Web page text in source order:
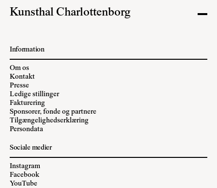
Kunsthal Charlottenborg
Information
Om os
Kontakt
Presse
Ledige stillinger
Fakturering
Sponsorer, fonde og partnere
Tilgængelighedserklæring
Persondata
Sociale medier
Instagram
Facebook
YouTube